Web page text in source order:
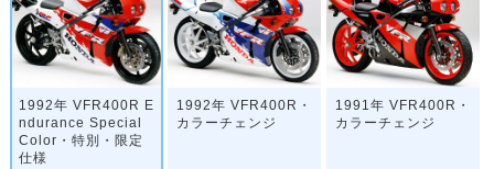
1992年 VFR400R E
ndurance Special
Color・特別・限定
仕様
1992年 VFR400R・
カラーチェンジ
1991年 VFR400R・
カラーチェンジ